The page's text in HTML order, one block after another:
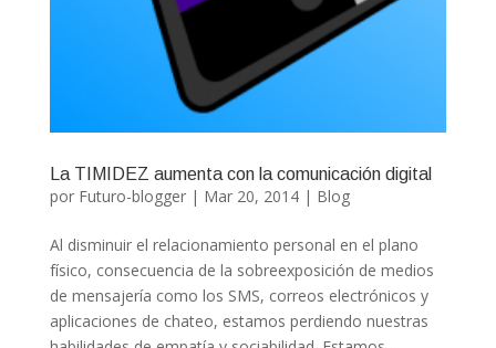
La TIMIDEZ aumenta con la comunicación digital
por Futuro-blogger| Mar 20, 2014| Blog
Al disminuir el relacionamiento personal en el plano
físico, consecuencia de la sobreexposición de medios
de mensajería como los SMS, correos electrónicos y
aplicaciones de chateo, estamos perdiendo nuestras